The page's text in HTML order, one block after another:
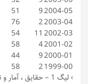
2004-05
9
51
2003-04
2
76
2002-03
11
54
2001-02
4
58
2000-01
9
44
1999-00
2
58
› لیگ 1 – حقایق ، آمار و تاریخ